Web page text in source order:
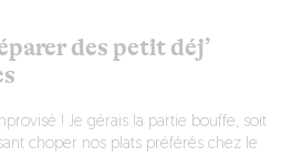
des petit déj’
! Je gérais la partie bouffe, soit
choper nos plats préférés chez le